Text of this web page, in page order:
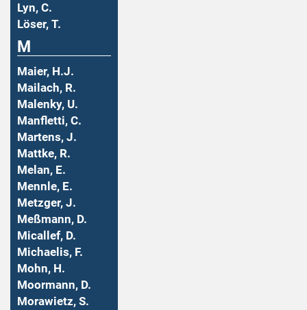
Lyn, C.
Löser, T.
M
Maier, H.J.
Mailach, R.
Malenky, U.
Manfletti, C.
Martens, J.
Mattke, R.
Melan, E.
Mennle, E.
Metzger, J.
Meßmann, D.
Micallef, D.
Michaelis, F.
Mohn, H.
Moormann, D.
Morawietz, S.